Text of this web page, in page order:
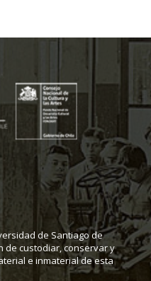
de Santiago de
de custodiar, conservar y
e inmaterial de esta